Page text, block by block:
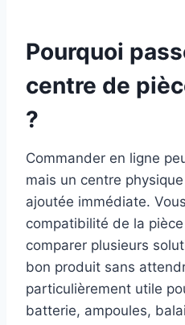
Pourquoi
centre de
?
Commander en ligne
mais un centre
ajoutée immédiate.
compatibilité de la
comparer plusieurs
bon produit sans
particulièrement utile
batterie, ampoules,